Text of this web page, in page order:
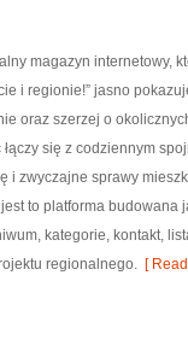
magazyn internetowy,
i regionie!” jasno
oraz szerzej o
się z codziennym
i zwyczajne sprawy
to platforma
kategorie, kontakt,
regionalnego. [